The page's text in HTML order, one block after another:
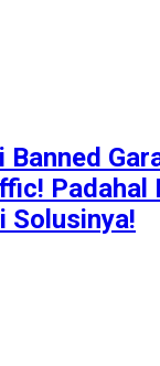
Padahal
Solusinya!